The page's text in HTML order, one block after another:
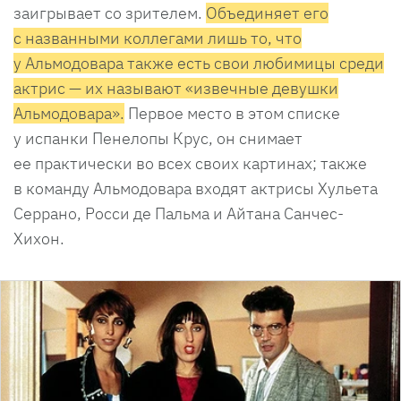
заигрывает со зрителем. Объединяет его
с названными коллегами лишь то, что
у Альмодовара также есть свои любимицы среди
актрис — их называют «извечные девушки
Альмодовара». Первое место в этом списке
у испанки Пенелопы Крус, он снимает
ее практически во всех своих картинах; также
в команду Альмодовара входят актрисы Хульета
Серрано, Росси де Пальма и Айтана Санчес-
Хихон.